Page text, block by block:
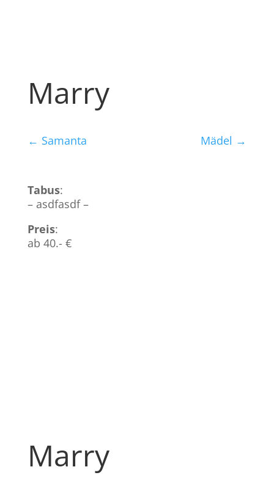
Marry
← Samanta Mädel →
Tabus:
– asdfasdf –
Preis:
ab 40.- €
Marry